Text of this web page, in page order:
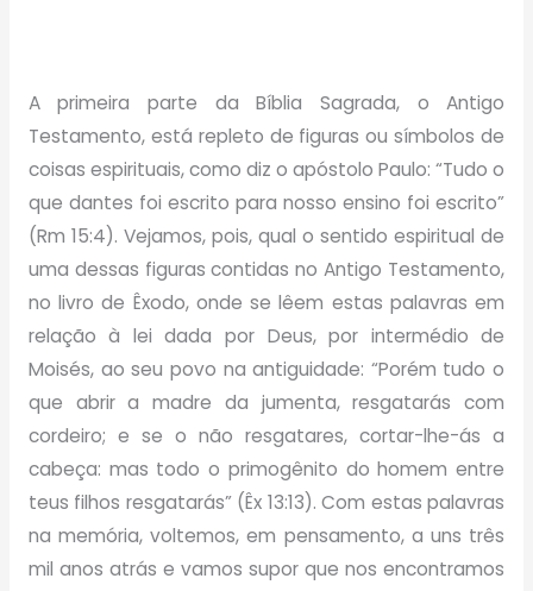
A primeira parte da Bíblia Sagrada, o Antigo
Testamento, está repleto de figuras ou símbolos de
coisas espirituais, como diz o apóstolo Paulo: “Tudo o
que dantes foi escrito para nosso ensino foi escrito”
(Rm 15:4). Vejamos, pois, qual o sentido espiritual de
uma dessas figuras contidas no Antigo Testamento,
no livro de Êxodo, onde se lêem estas palavras em
relação à lei dada por Deus, por intermédio de
Moisés, ao seu povo na antiguidade: “Porém tudo o
que abrir a madre da jumenta, resgatarás com
cordeiro; e se o não resgatares, cortar-lhe-ás a
cabeça: mas todo o primogênito do homem entre
teus filhos resgatarás” (Êx 13:13). Com estas palavras
na memória, voltemos, em pensamento, a uns três
mil anos atrás e vamos supor que nos encontramos